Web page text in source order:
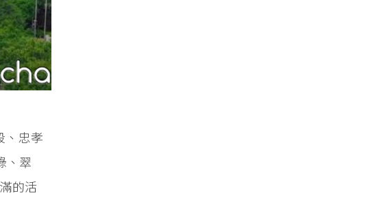
、忠孝
、翠
的活